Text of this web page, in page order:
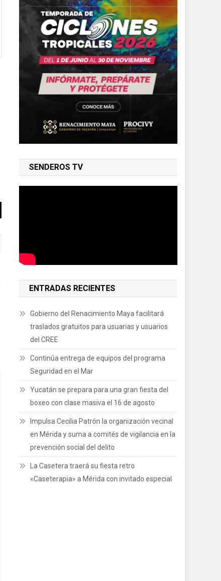
SENDEROS TV
ENTRADAS RECIENTES
Gobierno del Renacimiento Maya facilitará
traslados gratuitos para usuarias y usuarios
del CREE
Continúa entrega de equipos del programa
Seguridad en el Mar
Yucatán se prepara para una gran fiesta del
boxeo con clase masiva el 16 de agosto
Impulsa Cecilia Patrón la organización vecinal
en Mérida y suma a comités de vigilancia en la
prevención social del delito
La Casetera traerá su fiesta retro
«Caseterapia» a Mérida con invitado especial